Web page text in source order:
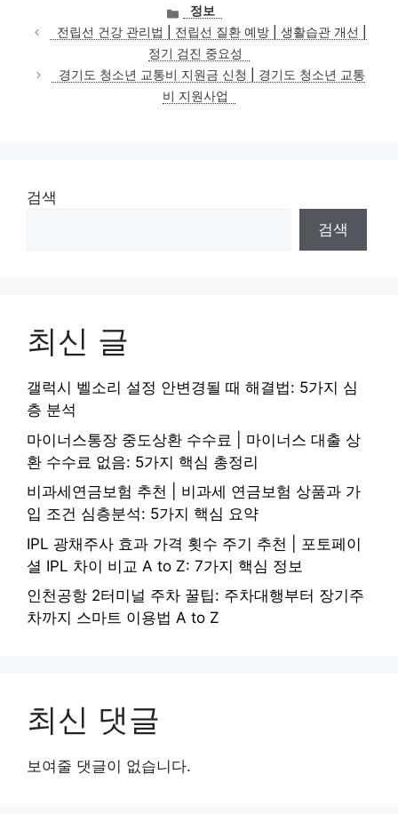
카
테
고
리
정보
전립선 건강 관리법 | 전립선 질환 예방 | 생활습관 개선 |
정기 검진 중요성
경기도 청소년 교통비 지원금 신청 | 경기도 청소년 교통
비 지원사업
검색
검색
최신 글
갤럭시 벨소리 설정 안변경될 때 해결법: 5가지 심
층 분석
마이너스통장 중도상환 수수료 | 마이너스 대출 상
환 수수료 없음: 5가지 핵심 총정리
비과세연금보험 추천 | 비과세 연금보험 상품과 가
입 조건 심층분석: 5가지 핵심 요약
IPL 광채주사 효과 가격 횟수 주기 추천 | 포토페이
셜 IPL 차이 비교 A to Z: 7가지 핵심 정보
인천공항 2터미널 주차 꿀팁: 주차대행부터 장기주
차까지 스마트 이용법 A to Z
최신 댓글
보여줄 댓글이 없습니다.